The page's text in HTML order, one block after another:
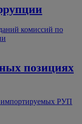
комиссий по
позициях
импортируемых РУП